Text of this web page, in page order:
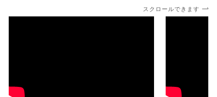
スクロールできます